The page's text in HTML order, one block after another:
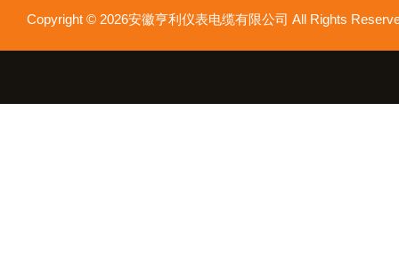
Copyright © 2026安徽亨利仪表电缆有限公司 All Rights